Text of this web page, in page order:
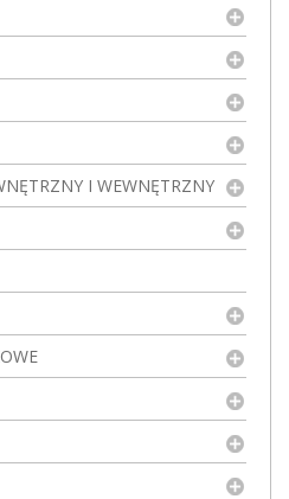
I WEWNĘTRZNY